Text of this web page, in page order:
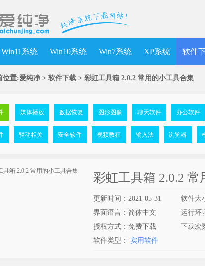
Win11系统 Win10系统 Win7系统 XP系统 软件
位置:爱纯净 > 软件下载 > 彩虹工具箱 2.0.2 常用的小工具合集
媒体播放 数据恢复 图形图像 聊天软件 办公软件
驱动相关 安全软件 视频教程 输入法 浏览器
彩虹工具箱 2.0.2
更新时间：2021-05-31
软件大
界面语言：简体中文
运行环
授权方式：免费下载
下载次
软件类型： 实用软件